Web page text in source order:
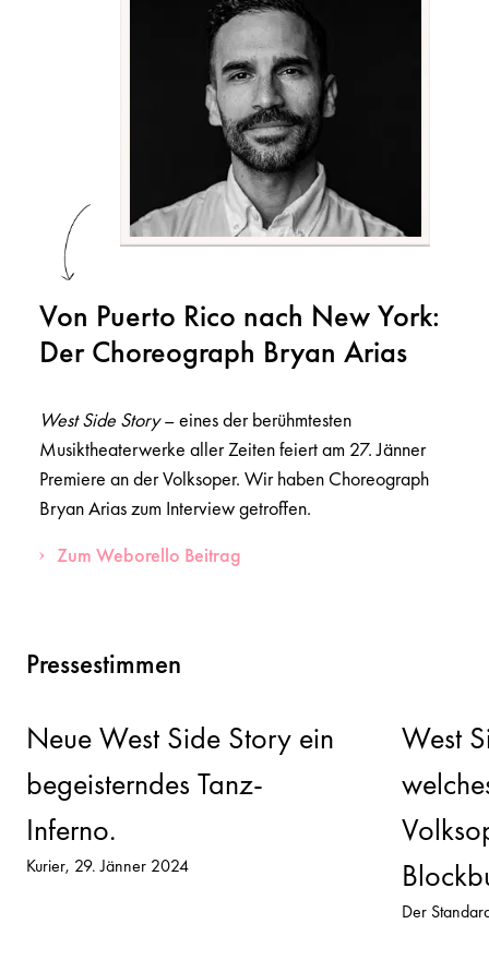
Von Puerto Rico nach New York:
Der Choreograph Bryan Arias
West Side Story– eines der berühmtesten
Musiktheaterwerke aller Zeiten feiert am 27. Jänner
Premiere an der Volksoper. Wir haben Choreograph
Bryan Arias zum Interview getroffen.
Zum Weborello Beitrag
Pressestimmen
Neue West Side Story ein
begeisterndes Tanz-
Inferno.
Kurier 29. Jänner 2024
West
Der